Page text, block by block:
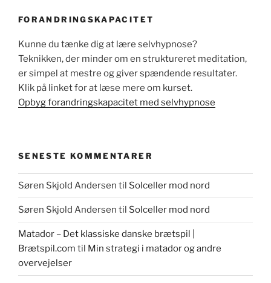
FORANDRINGSKAPACITET
Kunne du tænke dig at lære selvhypnose?
Teknikken, der minder om en struktureret meditation,
er simpel at mestre og giver spændende resultater.
Klik på linket for at læse mere om kurset.
Opbyg forandringskapacitet med selvhypnose
SENESTE KOMMENTARER
Søren Skjold Andersen til Solceller mod nord
Søren Skjold Andersen til Solceller mod nord
Matador – Det klassiske danske brætspil |
Brætspil.com til Min strategi i matador og andre
overvejelser